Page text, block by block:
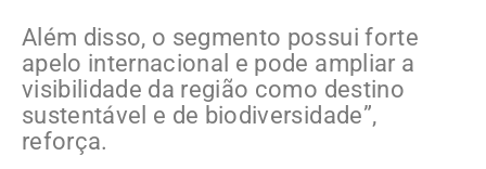
Além disso, o segmento possui forte
apelo internacional e pode ampliar a
visibilidade da região como destino
sustentável e de biodiversidade”,
reforça.